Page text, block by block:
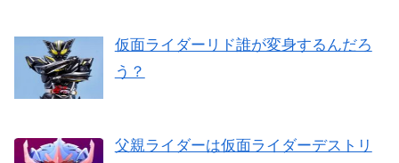
仮面ライダーリド誰が変身するんだろ
う？
父親ライダーは仮面ライダーデストリ